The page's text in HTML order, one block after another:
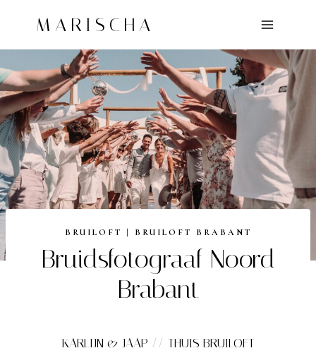
inhoud
MARISCHA
BRUILOFT | BRUILOFT BRABANT
Bruidsfotograaf Noord
Brabant
KARLIJN & JAAP // THUIS BRUILOFT